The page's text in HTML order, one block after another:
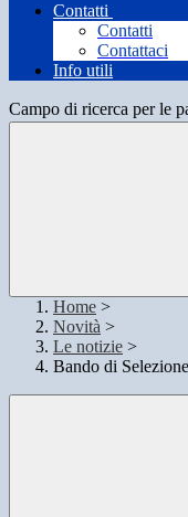
Contatti
Contatti
Contattaci
Info utili
Campo di ricerca per le
Home >
Novità >
Le notizie >
Bando di